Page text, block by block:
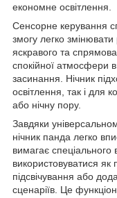
економне освітлення.
Сенсорне керування
змогу легко
яскравого та
спокійної атмосфери
засинання. Нічник
освітлення, так і для
або нічну пору.
Завдяки
нічник панда легко
вимагає
використовуватися
підсвічування або
сценаріїв. Це